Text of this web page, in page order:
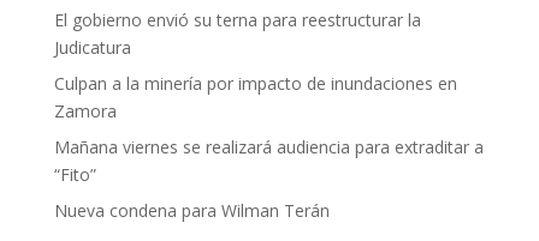
El gobierno envió su terna para reestructurar la
Judicatura
Culpan a la minería por impacto de inundaciones en
Zamora
Mañana viernes se realizará audiencia para extraditar a
“Fito”
Nueva condena para Wilman Terán